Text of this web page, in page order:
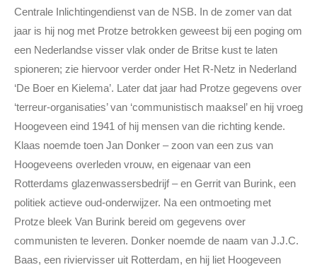
Centrale Inlichtingendienst van de NSB. In de zomer van dat
jaar is hij nog met Protze betrokken geweest bij een poging om
een Nederlandse visser vlak onder de Britse kust te laten
spioneren; zie hiervoor verder onder Het R-Netz in Nederland
‘De Boer en Kielema’. Later dat jaar had Protze gegevens over
‘terreur-organisaties’ van ‘communistisch maaksel’ en hij vroeg
Hoogeveen eind 1941 of hij mensen van die richting kende.
Klaas noemde toen Jan Donker – zoon van een zus van
Hoogeveens overleden vrouw, en eigenaar van een
Rotterdams glazenwassersbedrijf – en Gerrit van Burink, een
politiek actieve oud-onderwijzer. Na een ontmoeting met
Protze bleek Van Burink bereid om gegevens over
communisten te leveren. Donker noemde de naam van J.J.C.
Baas, een riviervisser uit Rotterdam, en hij liet Hoogeveen